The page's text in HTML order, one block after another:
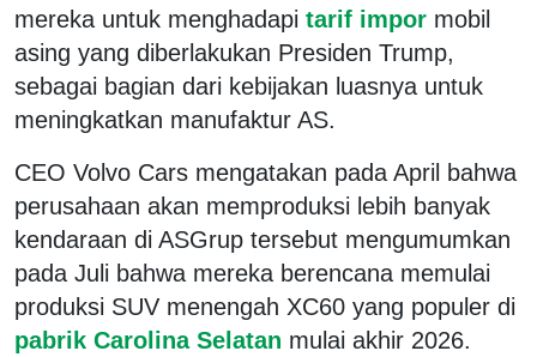
mereka untuk menghadapi tarif impor mobil
asing yang diberlakukan Presiden Trump,
sebagai bagian dari kebijakan luasnya untuk
meningkatkan manufaktur AS.
CEO Volvo Cars mengatakan pada April bahwa
perusahaan akan memproduksi lebih banyak
kendaraan di ASGrup tersebut mengumumkan
pada Juli bahwa mereka berencana memulai
produksi SUV menengah XC60 yang populer di
pabrik Carolina Selatan mulai akhir 2026.